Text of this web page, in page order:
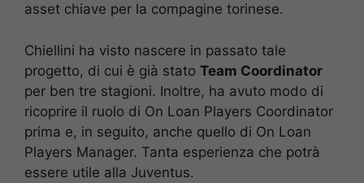
asset chiave per la compagine torinese.
Chiellini ha visto nascere in passato tale
progetto, di cui è già stato Team Coordinator
per ben tre stagioni. Inoltre, ha avuto modo di
ricoprire il ruolo di On Loan Players Coordinator
prima e, in seguito, anche quello di On Loan
Players Manager. Tanta esperienza che potrà
essere utile alla Juventus.